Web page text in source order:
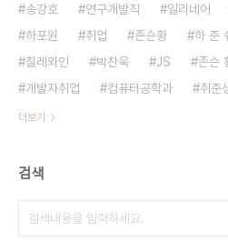
송강호
연구개발직 일리네어
하포원
취업 존슨황 하 준
칠레와인
박찬욱 JS 존슨
개발자취업
컴퓨터공학과 취준
더보기
검색